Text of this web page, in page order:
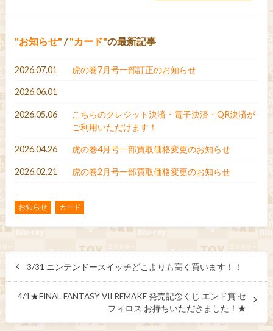
お知らせ / カード の最新記事
2026.07.01 虎の巻7月号一部訂正のお知らせ
2026.06.01
2026.05.06
こちらのクレジット決済・電子決済・QR決済が
ご利用いただけます！
2026.04.26 虎の巻4月号一部買取価格変更のお知らせ
2026.02.21 虎の巻2月号一部買取価格変更のお知らせ
お知らせ カード
3/31 ニンテンドースイッチどこよりも高く買います！！
4/1★FINAL FANTASY VII REMAKE 発売記念くじ エンド賞 セ
フィロス お持ちいただきました！★